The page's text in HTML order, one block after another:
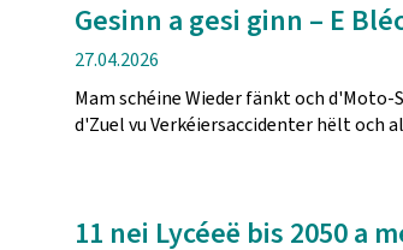
Gesinn a gesi ginn – E
Verëffentlechungsdatum
27.04.2026
Mam schéine Wieder fänkt och d'Moto-
d'Zuel vu Verkéiersaccidenter hëlt och
11 nei Lycéeë bis 2050 a